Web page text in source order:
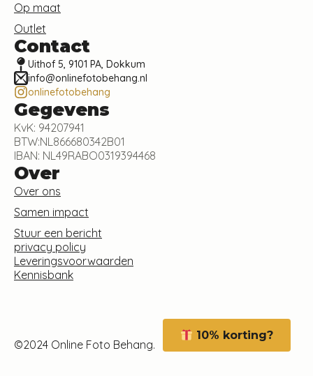
10% korting?
Op maat
Outlet
Contact
Uithof 5, 9101 PA, Dokkum
info@onlinefotobehang.nl
onlinefotobehang
Gegevens
KvK: 94207941
BTW:NL866680342B01
IBAN: NL49RABO0319394468
Over
Over ons
Samen impact
Stuur een bericht
privacy policy
Leveringsvoorwaarden
Kennisbank
©2024 Online Foto Behang.